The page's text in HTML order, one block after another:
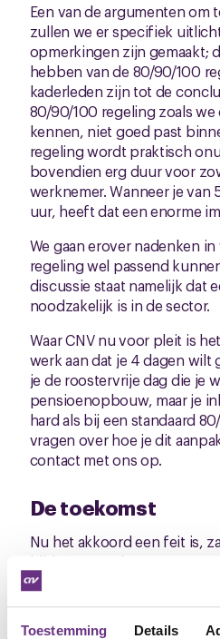
Toestemming Details
Een van de argumenten om
zullen we er specifiek
opmerkingen zijn gemaakt;
hebben van de 80/90/100
kaderleden zijn tot de
80/90/100 regeling zoals
kennen, niet goed past
regeling wordt praktisch
bovendien erg duur voor
werknemer. Wanneer je
uur, heeft dat een enorme
We gaan erover nadenken
regeling wel passend
discussie staat namelijk dat
noodzakelijk is in de sector.
Waar CNV nu voor pleit is
werk aan dat je 4 dagen wilt
je de roostervrije dag die je
pensioenopbouw, maar je
hard als bij een standaard
vragen over hoe je dit
contact met ons op.
De toekomst
Nu het akkoord een feit is,
bijdragen om het RVU zo
krijgen. Dat is een wens van
werken aan een modernere